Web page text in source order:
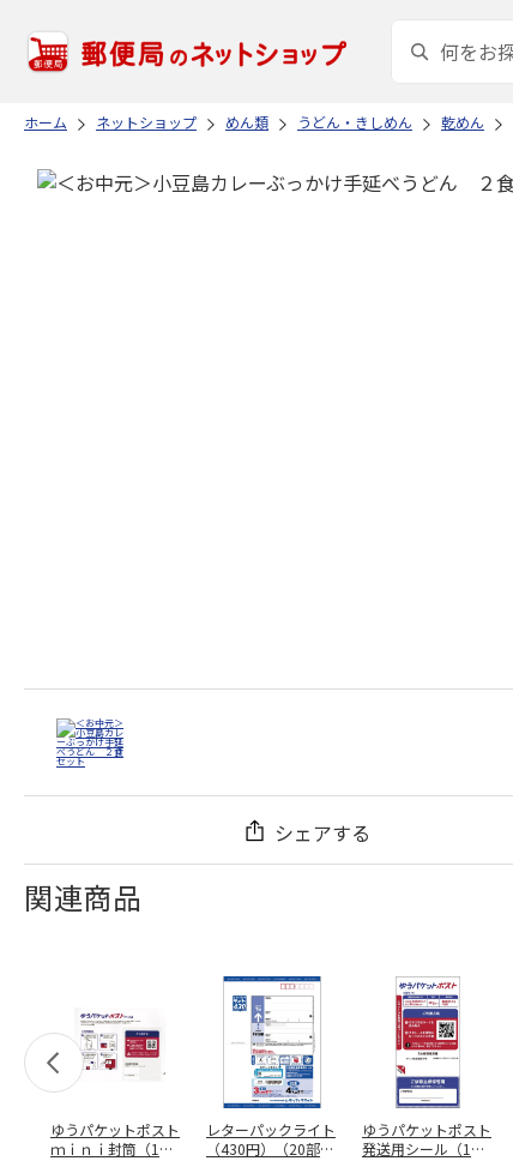
ホーム ネットショップ めん類 うどん・きしめん 乾めん
シェアする
関連商品
ゆうパケットポスト
ｍｉｎｉ封筒（1個
レターパックライト
（430円）（20部セ
ゆうパケットポスト
発送用シール（1個